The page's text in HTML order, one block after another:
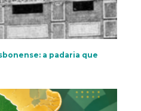
a padaria que